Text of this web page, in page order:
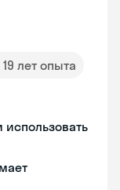
19 лет опыта